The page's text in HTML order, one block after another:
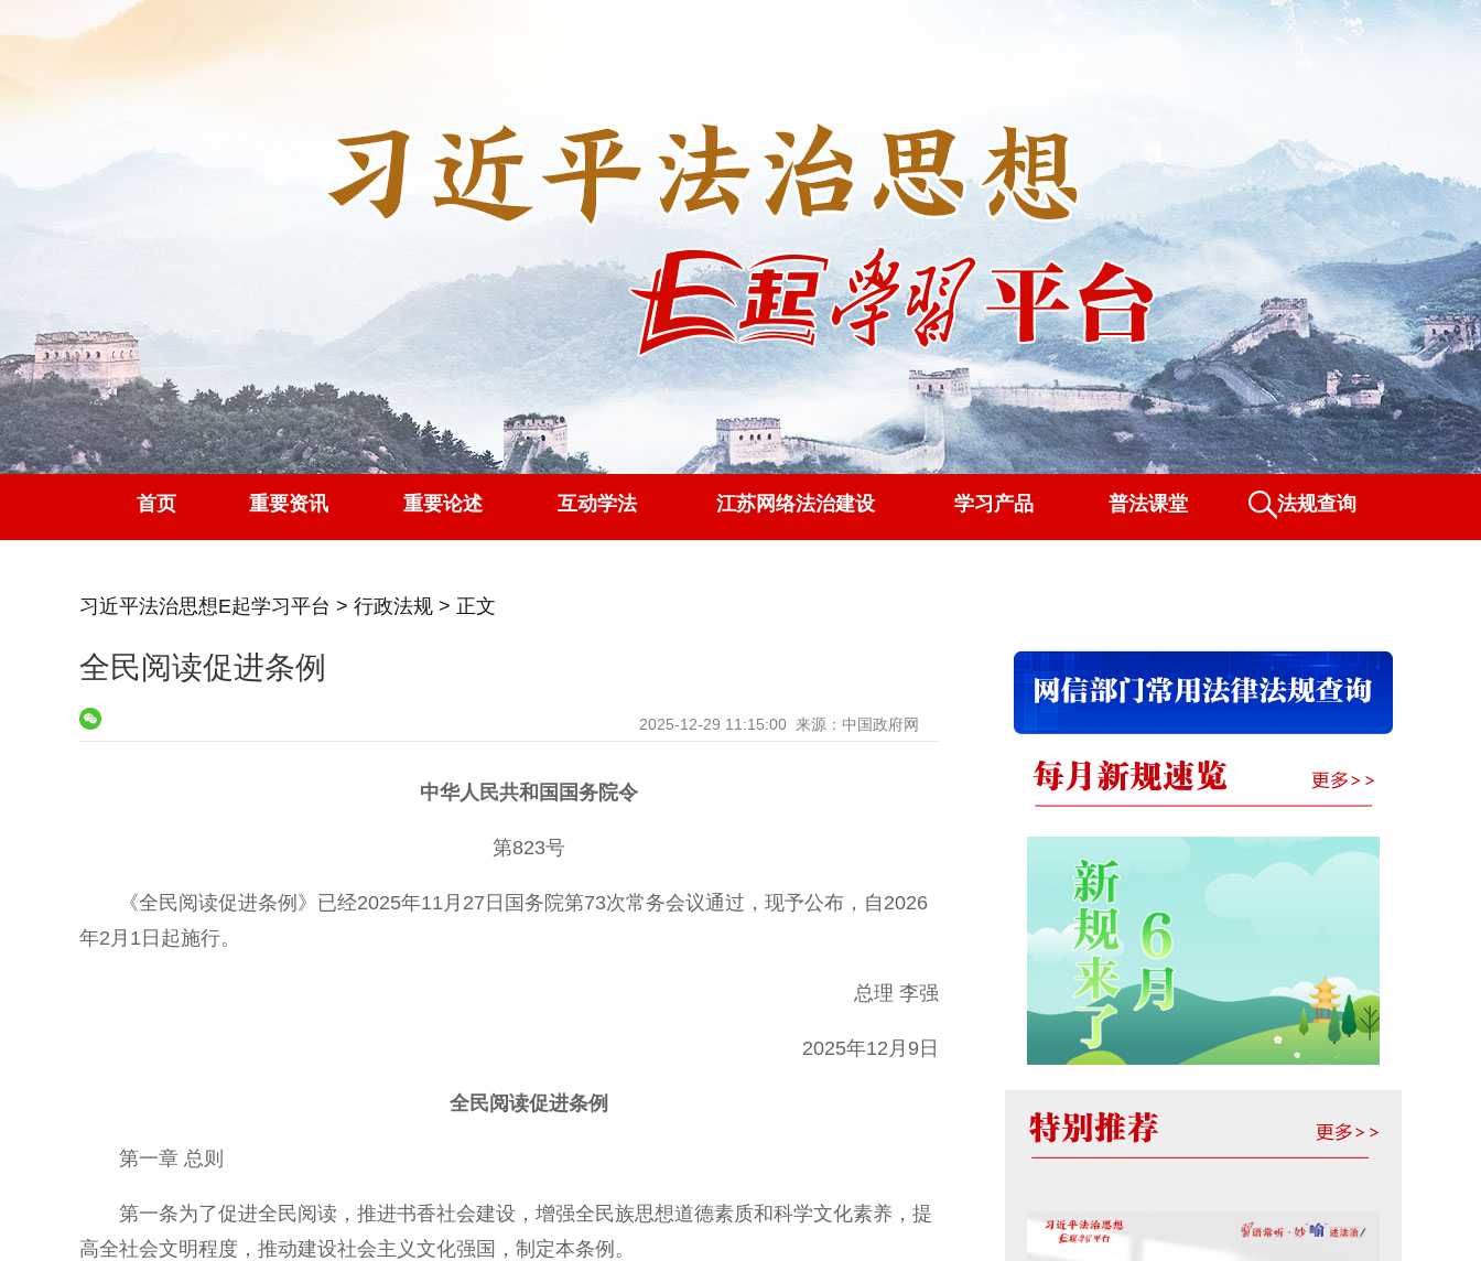
首页 重要资讯 重要论述 互动学法 江苏网络法治建设 学习产品 普法课堂 法规查询
习近平法治思想E起学习平台 > 行政法规 > 正文
全民阅读促进条例
2025-12-29 11:15:00 来源：中国政府网
中华人民共和国国务院令
第823号
《全民阅读促进条例》已经2025年11月27日国务院第73次常务会议通过，现予公布，自2026
年2月1日起施行。
总理 李强
2025年12月9日
全民阅读促进条例
第一章 总则
第一条为了促进全民阅读，推进书香社会建设，增强全民族思想道德素质和科学文化素养，提
高全社会文明程度，推动建设社会主义文化强国，制定本条例。